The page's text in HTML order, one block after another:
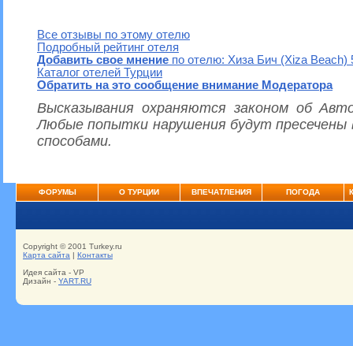
Все отзывы по этому отелю
Подробный рейтинг отеля
Добавить свое мнение по отелю: Хиза Бич (Xiza Beach)
Каталог отелей Турции
Обратить на это сообщение внимание Модератора
Высказывания охраняются законом об
Любые попытки нарушения будут пресечены
способами.
ФОРУМЫ О ТУРЦИИ ВПЕЧАТЛЕНИЯ ПОГОДА
Copyright © 2001 Turkey.ru
Карта сайта | Контакты
Идея сайта - VP
Дизайн - YART.RU